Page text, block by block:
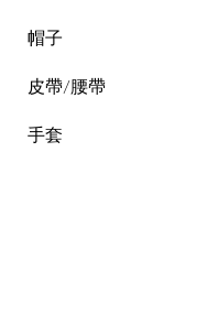
帽子
皮帶/腰帶
手套